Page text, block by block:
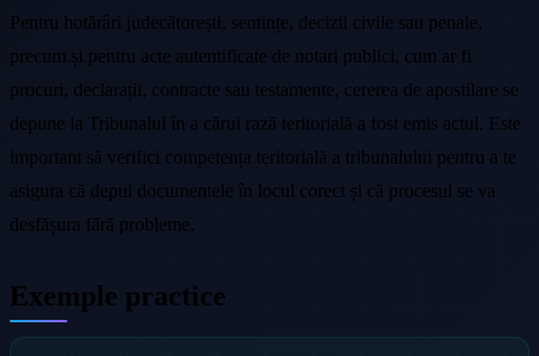
Pentru hotărâri judecătorești, sentințe, decizii civile sau penale,
precum și pentru acte autentificate de notari publici, cum ar fi
procuri, declarații, contracte sau testamente, cererea de apostilare se
depune la Tribunalul în a cărui rază teritorială a fost emis actul. Este
important să verifici competența teritorială a tribunalului pentru a te
asigura că depui documentele în locul corect și că procesul se va
desfășura fără probleme.
Exemple practice